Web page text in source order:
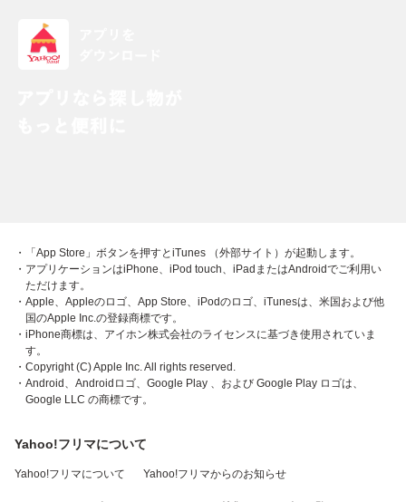
・「App Store」ボタンを押すとiTunes （外部サイト）が起動します。
・アプリケーションはiPhone、iPod touch、iPadまたはAndroidでご利用い
ただけます。
・Apple、Appleのロゴ、App Store、iPodのロゴ、iTunesは、米国および他
国のApple Inc.の登録商標です。
・iPhone商標は、アイホン株式会社のライセンスに基づき使用されていま
す。
・Copyright (C) Apple Inc. All rights reserved.
・Android、Androidロゴ、Google Play 、および Google Play ロゴは、
Google LLC の商標です。
Yahoo!フリマについて
Yahoo!フリマについて Yahoo!フリマからのお知らせ